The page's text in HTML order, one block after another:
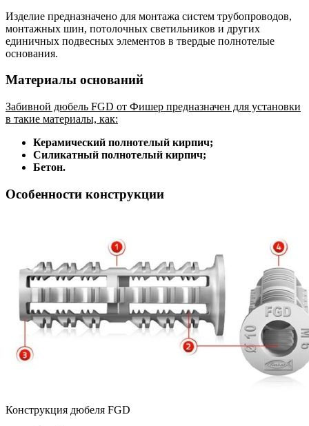
Изделие предназначено для монтажа систем трубопроводов,
монтажных шин, потолочных светильников и других
единичных подвесных элементов в твердые полнотелые
основания.
Материалы оснований
Забивной дюбель FGD от Фишер предназначен для установки
в такие материалы, как:
Керамический полнотелый кирпич;
Силикатный полнотелый кирпич;
Бетон.
Особенности конструкции
Конструкция дюбеля FGD